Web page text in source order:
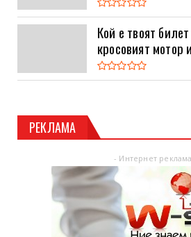
Кой е твоят
кросовият мотор
РЕКЛАМА
- Интернет